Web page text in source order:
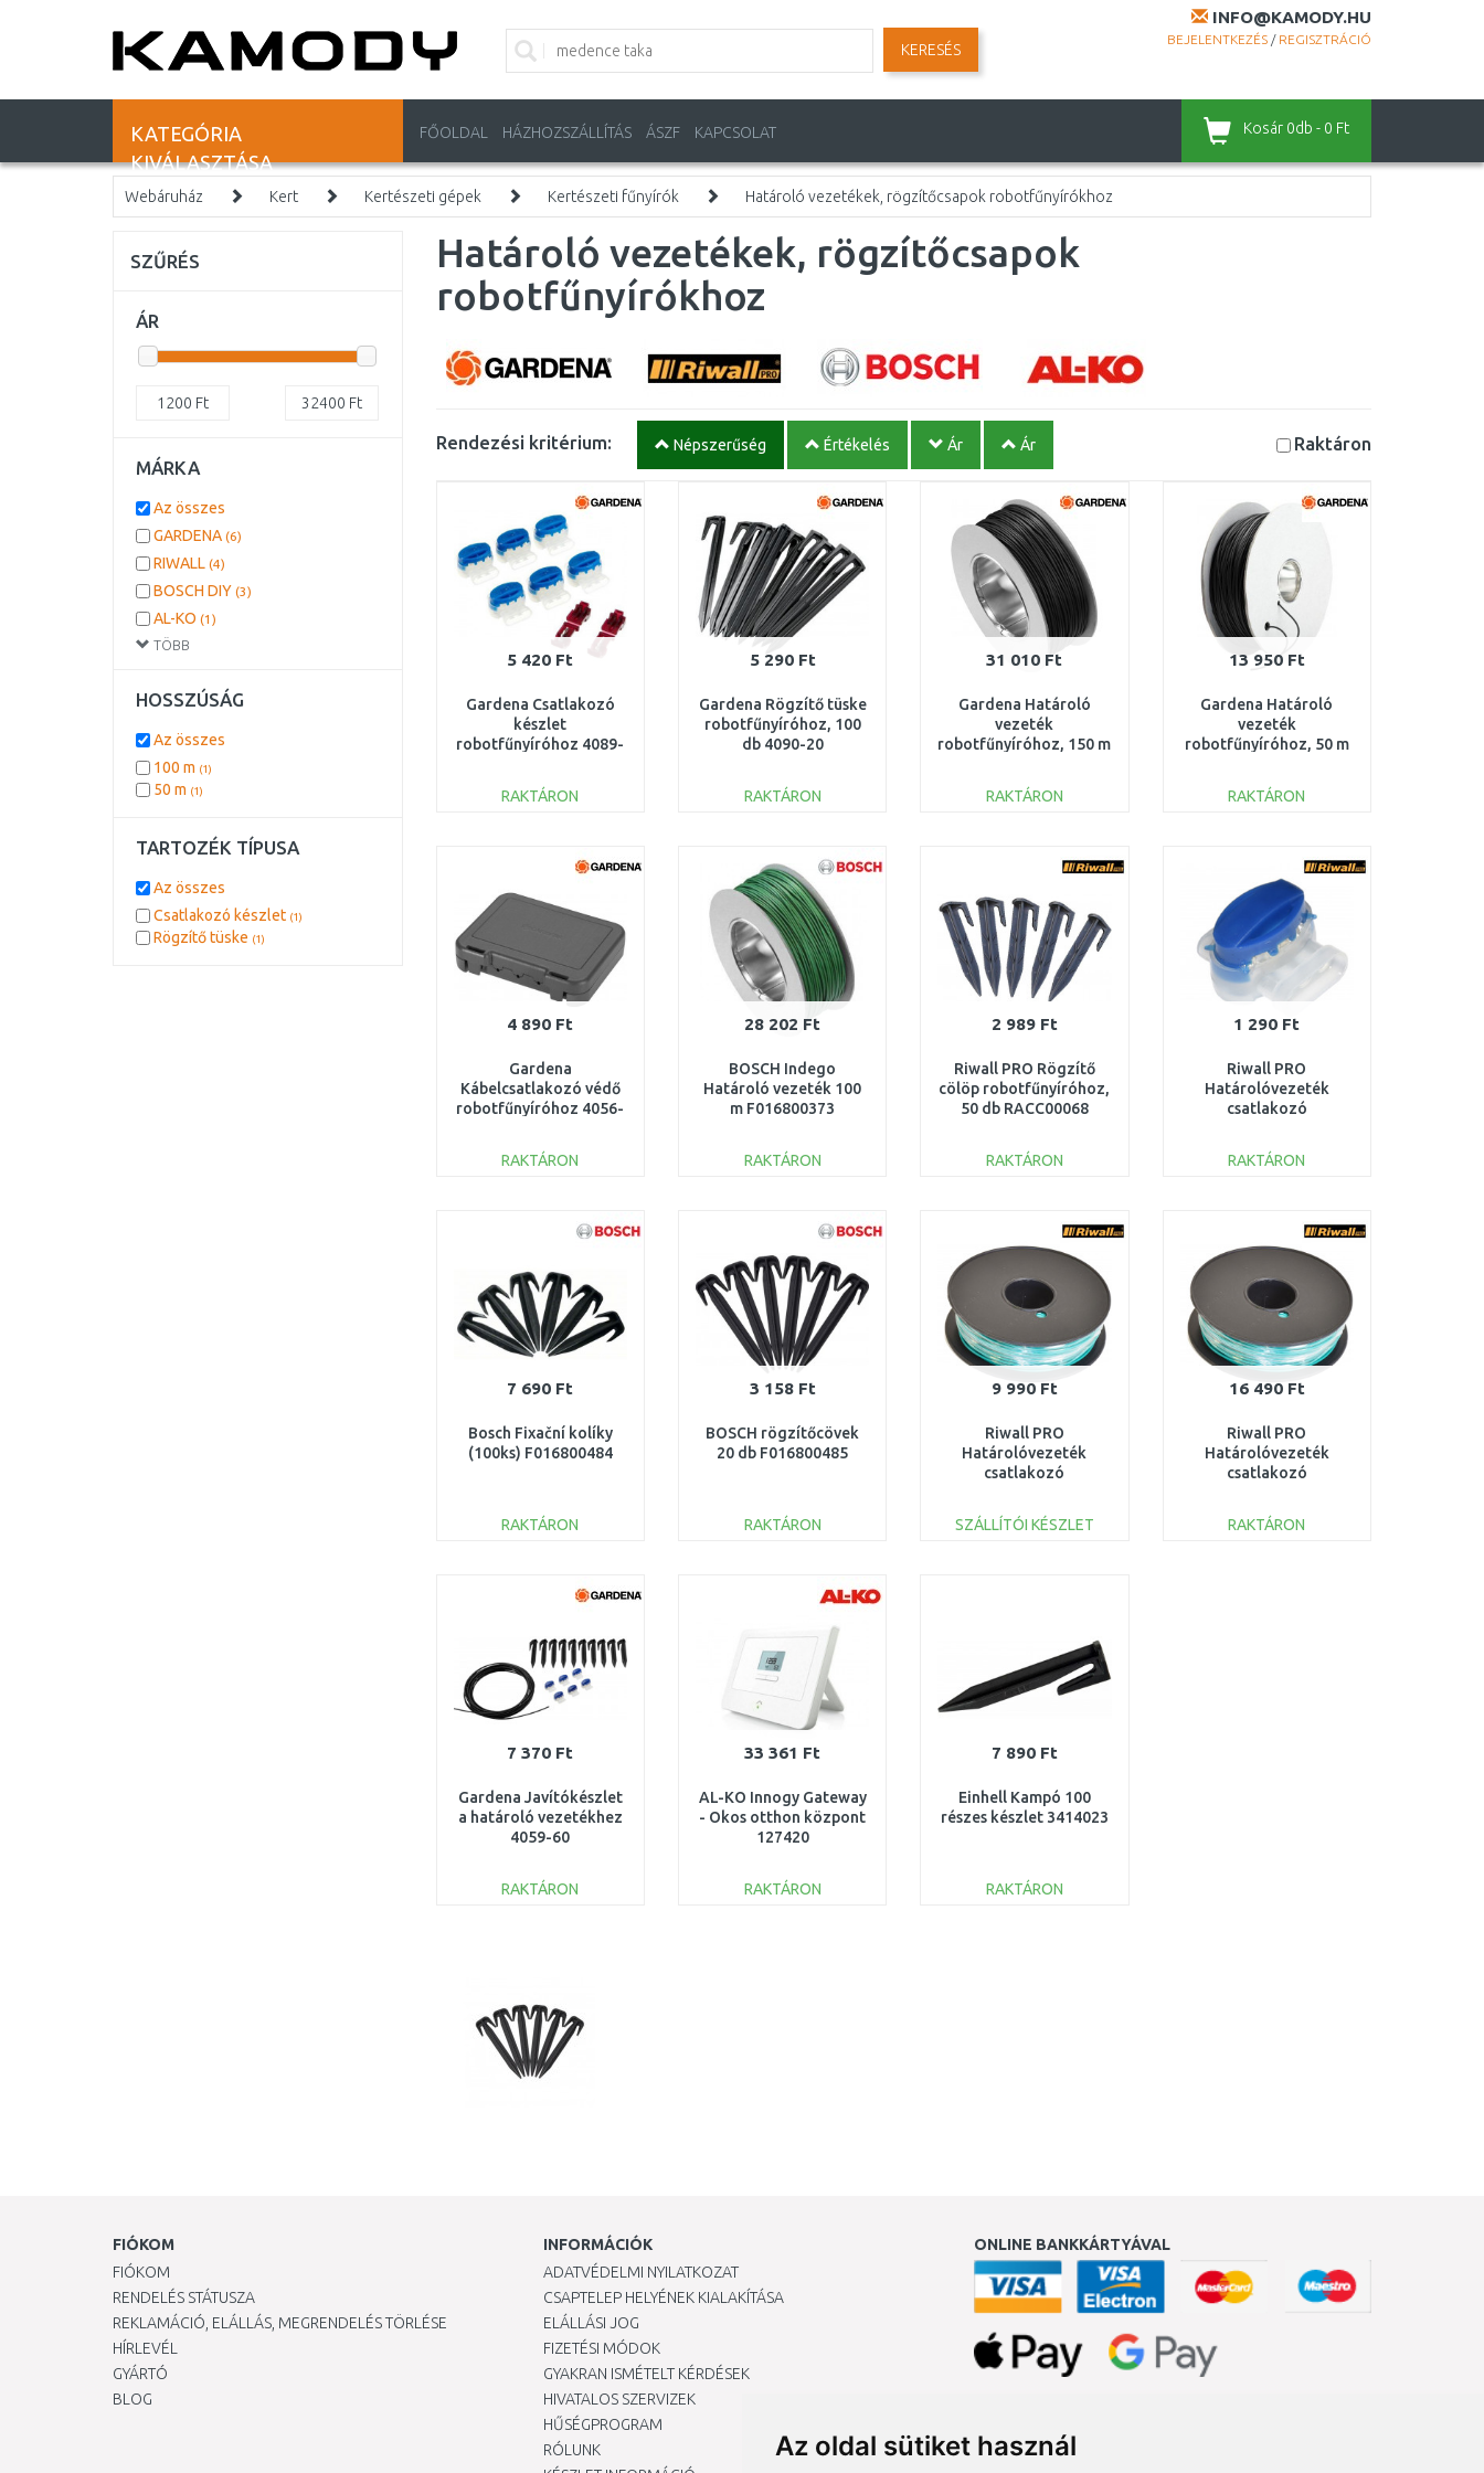
Az oldal sütiket használ
INFO@KAMODY.HU
BEJELENTKEZÉS / REGISZTRÁCIÓ
KERESÉS
KATEGÓRIA
KIVÁLASZTÁSA
FŐOLDAL HÁZHOZSZÁLLÍTÁS ÁSZF KAPCSOLAT Kosár 0db - 0 Ft
Webáruház Kert Kertészeti gépek Kertészeti fűnyírók Határoló vezetékek, rögzítőcsapok robotfűnyírókhoz
Határoló vezetékek, rögzítőcsapok
robotfűnyírókhoz
Rendezési kritérium: Népszerűség Értékelés Ár Ár Raktáron
5 420 Ft
Gardena Csatlakozó
készlet
robotfűnyíróhoz 4089-
RAKTÁRON
Összehasonlítás
5 290 Ft
Gardena Rögzítő tüske
robotfűnyíróhoz, 100
db 4090-20
RAKTÁRON
Összehasonlítás
31 010 Ft
Gardena Határoló
vezeték
robotfűnyíróhoz, 150 m
RAKTÁRON
Összehasonlítás
13 950 Ft
Gardena Határoló
vezeték
robotfűnyíróhoz, 50 m
RAKTÁRON
Összehasonlítás
4 890 Ft
Gardena
Kábelcsatlakozó védő
robotfűnyíróhoz 4056-
RAKTÁRON
Összehasonlítás
28 202 Ft
BOSCH Indego
Határoló vezeték 100
m F016800373
RAKTÁRON
Összehasonlítás
2 989 Ft
Riwall PRO Rögzítő
cölöp robotfűnyíróhoz,
50 db RACC00068
RAKTÁRON
Összehasonlítás
1 290 Ft
Riwall PRO
Határolóvezeték
csatlakozó
30020110000_racc
RAKTÁRON
Összehasonlítás
7 690 Ft
Bosch Fixační kolíky
(100ks) F016800484
RAKTÁRON
Összehasonlítás
3 158 Ft
BOSCH rögzítőcövek
20 db F016800485
RAKTÁRON
Összehasonlítás
9 990 Ft
Riwall PRO
Határolóvezeték
csatlakozó
30041000000-50_racc
SZÁLLÍTÓI KÉSZLET
16 490 Ft
Riwall PRO
Határolóvezeték
csatlakozó
30020110000_racc
RAKTÁRON
7 370 Ft
Gardena Javítókészlet
a határoló vezetékhez
4059-60
RAKTÁRON
33 361 Ft
AL-KO Innogy Gateway
- Okos otthon központ
127420
RAKTÁRON
7 890 Ft
Einhell Kampó 100
részes készlet 3414023
RAKTÁRON
SZŰRÉS
ÁR
1200 Ft 32400 Ft
MÁRKA
TÖBB
Az összes
GARDENA (6)
RIWALL (4)
BOSCH DIY (3)
AL-KO (1)
EINHELL
HOSSZÚSÁG
Az összes
100 m (1)
50 m (1)
TARTOZÉK TÍPUSA
Az összes
Csatlakozó készlet (1)
Rögzítő tüske (1)
FIÓKOM
FIÓKOM
RENDELÉS STÁTUSZA
REKLAMÁCIÓ, ELÁLLÁS, MEGRENDELÉS TÖRLÉSE
HÍRLEVÉL
GYÁRTÓ
BLOG
INFORMÁCIÓK
ADATVÉDELMI NYILATKOZAT
CSAPTELEP HELYÉNEK KIALAKÍTÁSA
ELÁLLÁSI JOG
FIZETÉSI MÓDOK
GYAKRAN ISMÉTELT KÉRDÉSEK
HIVATALOS SZERVIZEK
HŰSÉGPROGRAM
RÓLUNK
ONLINE BANKKÁRTYÁVAL